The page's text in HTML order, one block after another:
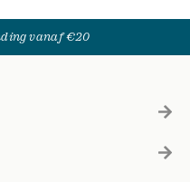
vanaf €20